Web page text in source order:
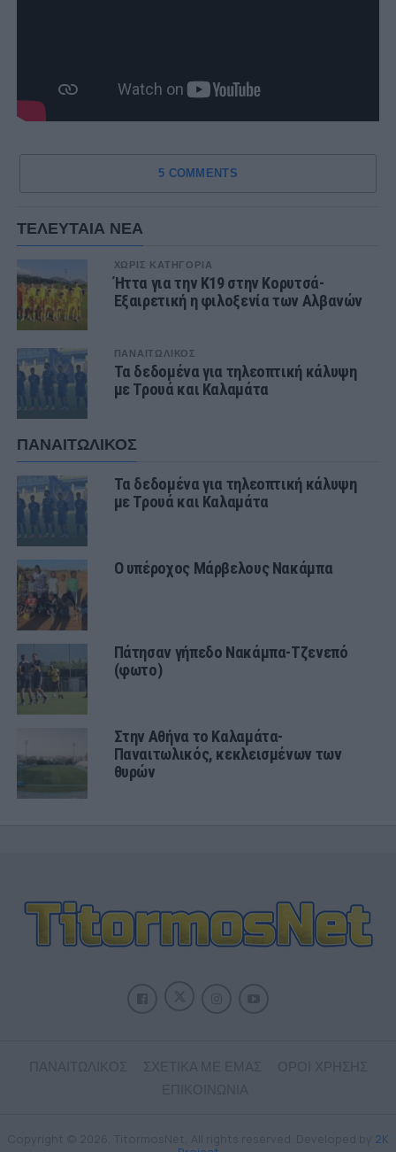
5 COMMENTS
ΤΕΛΕΥΤΑΙΑ ΝΕΑ
ΧΩΡΊΣ ΚΑΤΗΓΟΡΊΑ
Ήττα για την Κ19 στην Κορυτσά-
Εξαιρετική η φιλοξενία των Αλβανών
ΠΑΝΑΙΤΩΛΙΚΟΣ
Τα δεδομένα για τηλεοπτική κάλυψη
με Τρουά και Καλαμάτα
ΠΑΝΑΙΤΩΛΙΚΟΣ
Τα δεδομένα για τηλεοπτική κάλυψη
με Τρουά και Καλαμάτα
Ο υπέροχος Μάρβελους Νακάμπα
Πάτησαν γήπεδο Νακάμπα-Τζενεπό
(φωτο)
Στην Αθήνα το Καλαμάτα-
Παναιτωλικός, κεκλεισμένων των
θυρών
2K